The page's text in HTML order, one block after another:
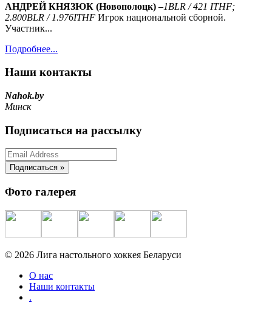
АНДРЕЙ КНЯЗЮК (Новополоцк) –1BLR / 421 ITHF;
2.800BLR / 1.976ITHF Игрок национальной сборной.
Участник...
Подробнее...
Наши контакты
Nahok.by
Минск
Подписаться на рассылку
Фото галерея
© 2026 Лига настольного хоккея Беларуси
О нас
Наши контакты
.